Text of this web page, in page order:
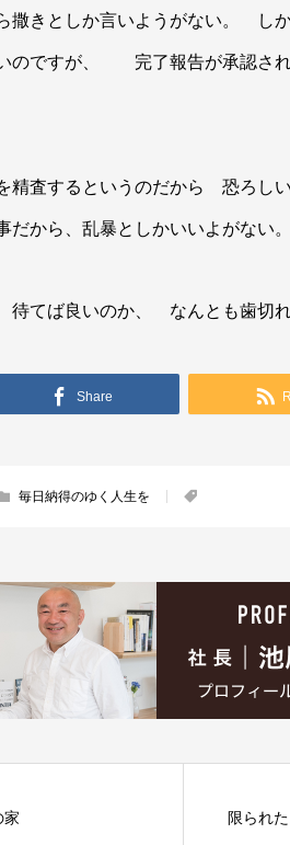
撒きとしか言いようがない。 し
のですが、 完了報告が承認さ
精査するというのだから 恐ろ
から、乱暴としかいいよがない。
てば良いのか、 なんとも歯切
Share
毎日納得のゆく人生を
限られ